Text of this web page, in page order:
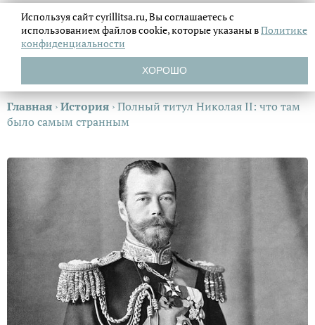
Главная ›История ›Полный титул Николая II: что там
было самым странным
Используя сайт cyrillitsa.ru, Вы соглашаетесь с
использованием файловcookie, которые указаны вПолитике
конфиденциальности
ХОРОШО